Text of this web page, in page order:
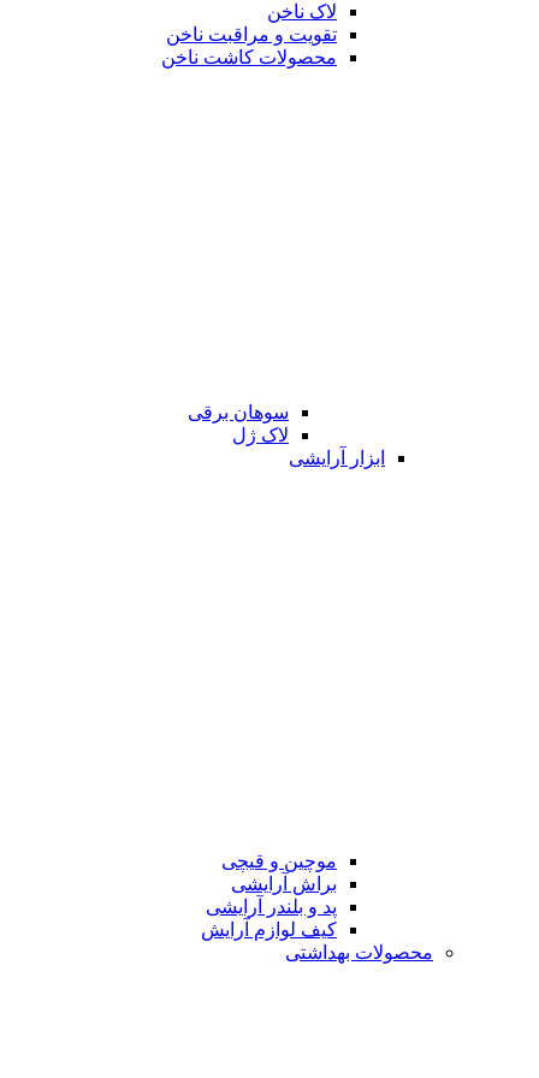
لاک ناخن
تقویت و مراقبت ناخن
محصولات کاشت ناخن
سوهان برقی
لاک ژل
ابزار آرایشی
موچین و قیچی
براش آرایشی
پد و بلندر آرایشی
کیف لوازم آرایش
محصولات بهداشتی